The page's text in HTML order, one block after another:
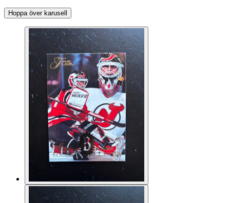
Hoppa över karusell